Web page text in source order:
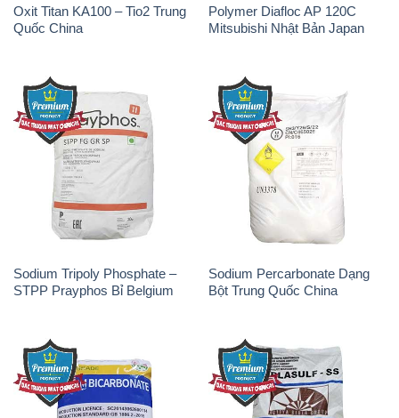
Oxit Titan KA100 – Tio2 Trung
Quốc China
Polymer Diafloc AP 120C
Mitsubishi Nhật Bản Japan
Sodium Tripoly Phosphate –
STPP Prayphos Bỉ Belgium
Sodium Percarbonate Dạng
Bột Trung Quốc China